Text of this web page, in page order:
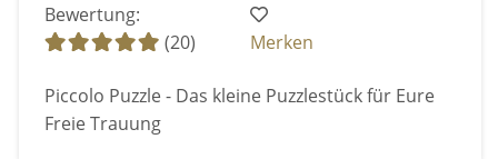
Bewertung:
(20)
Merken
Piccolo Puzzle - Das kleine Puzzlestück für Eure
Freie Trauung